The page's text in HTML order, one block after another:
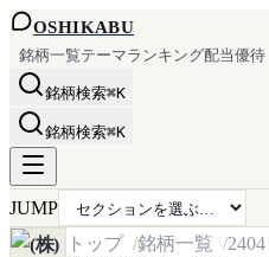
OSHIKABU
銘柄一覧テーマランキング配当優待
銘柄検索⌘K
銘柄検索⌘K
JUMP
トップ
銘柄一覧 2404